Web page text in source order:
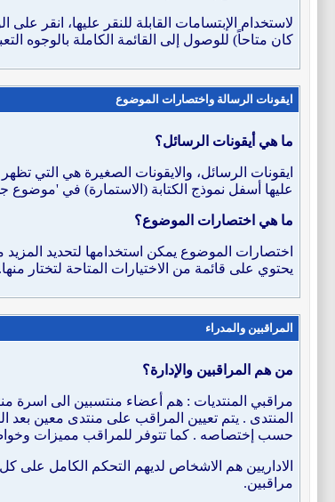
لاستخدام الإبتسامات القابلة للنقر عليها، انقر
كان متاحاً) للوصول إلى القائمة الكاملة بالوجوه
ايقونات الرسالة واختصارات الموضوع
ما هي أيقونات الرسائل؟
ايقونات الرسائل، والايقونات الصغيرة هي التي
عليها أسفل نموذج الكتابة (الاستمارة) في
ما هي اختصارات الموضوع؟
اختصارات الموضوع يمكن استخدامها لتحديد
يحتوي على قائمة من الاختيارات المتاحة لتختار منها.
المراقبين والمدراء
من هم المراقبين والإدارة؟
مراقبي المنتديات : هم أعضاء منتسبين الى اسرة
المنتدى . يتم تعيين المراقب على منتدى معين بعد
حسب إختصاصه . كما تتوفر للمراقب مميزات
الاداريين هم الاشخاص لديهم التحكم الكامل
مراقبين.